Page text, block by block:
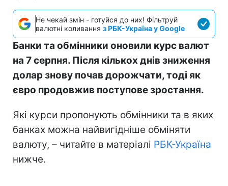
Не чекай змін - готуйся до них! Фільтруй
валютні коливання з РБК-Україна у Google
Банки та обмінники оновили курс валют
на 7 серпня. Після кількох днів зниження
долар знову почав дорожчати, тоді як
євро продовжив поступове зростання.
Які курси пропонують обмінники та в яких
банках можна найвигідніше обміняти
валюту, – читайте в матеріалі РБК-Україна
нижче.